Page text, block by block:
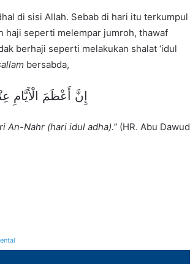
di sisi Allah. Sebab di hari itu terkumpul
haji seperti melempar jumroh, thawaf
berhaji seperti melakukan shalat ‘idul
bersabda,
إِنَّ أَعْظَمَ الْأَيَّامِ
An-Nahr (hari idul adha).” (HR. Abu Dawud